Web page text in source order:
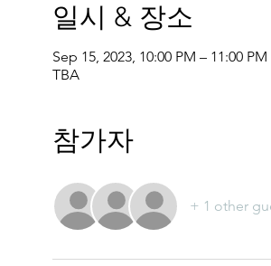
일시 & 장소
Sep 15, 2023, 10:00 PM – 11:00 PM
TBA
참가자
+ 1 other